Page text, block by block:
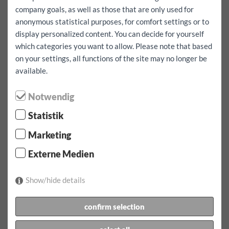
Cijela rezervacija uključujući besplatnu kilometražu
da
Takoder želim ici u inozemstvo da
iznajmljivanje:1 dana
Višak kasko osiguranja:
iznajmljivanje:
07:00gledati
cijena najma:
Potvrdite rezervaciju
1 x tarifa od 1 dana na dan ukljucujuci 100 km oko 215.90
Dodatni kilometar za ovo vozilo EUR 0.60
donijeti zajedno je:
company goals, as well as those that are only used for
anonymous statistical purposes, for comfort settings or to
display personalized content. You can decide for yourself
which categories you want to allow. Please note that based
on your settings, all functions of the site may no longer be
available.
Notwendig
Statistik
Marketing
Externe Medien
Show/hide details
confirm selection